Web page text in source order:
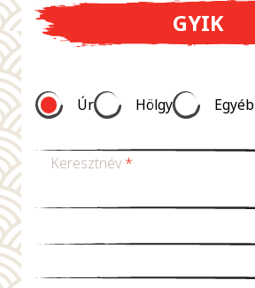
GYIK
Úr Hölgy Egyéb
Keresztnév *